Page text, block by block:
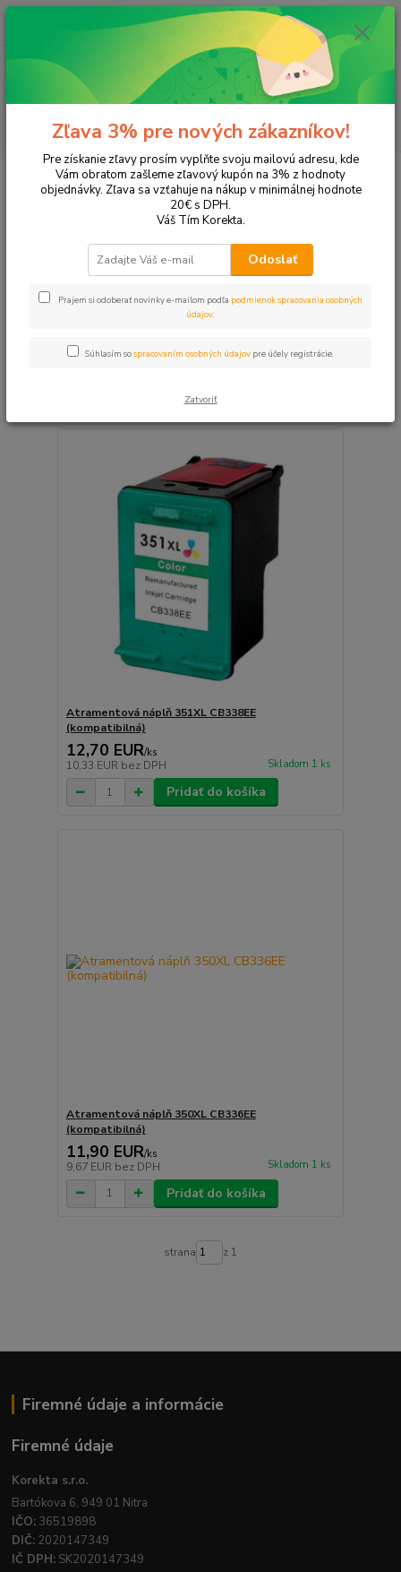
Hľadať
ks
za 0,00 EUR
Tonery a náplne do tlačiarní Hewlett Packard
HP OfficeJet
OfficeJet J6410
OfficeJet J6410
Upresniť parametre
strana
Atramentová náplň 351XL CB338EE
(kompatibilná)
12,70 EUR/ks
10,33 EUR bez DPH Skladom 1 ks
Pridať do košíka
Atramentová náplň 350XL CB336EE
(kompatibilná)
11,90 EUR/ks
9,67 EUR bez DPH Skladom 1 ks
Pridať do košíka
strana z 1
Firemné údaje a informácie
Firemné údaje
Korekta s.r.o.
Bartókova 6, 949 01 Nitra
IČO: 36519898
DIČ: 2020147349
IČ DPH: SK2020147349
Zľava 3% pre nových zákazníkov!
Pre získanie zľavy prosím vyplňte svoju mailovú adresu, kde
Vám obratom zašleme zľavový kupón na 3% z hodnoty
objednávky. Zľava sa vzťahuje na nákup v minimálnej hodnote
20€ s DPH.
Váš Tím Korekta.
Odoslať
Prajem si odoberať novinky e-mailom podľa podmienok spracovania osobných
údajov.
Súhlasím sospracovaním osobných údajov pre účely registrácie.
Zatvoriť